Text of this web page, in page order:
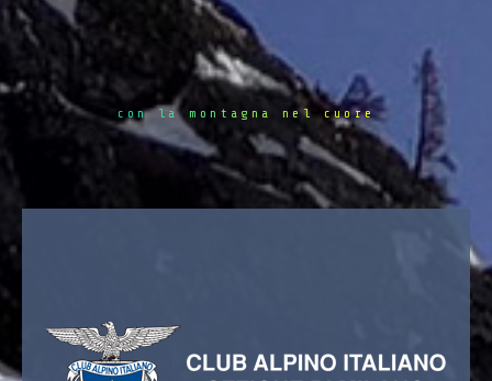
con la montagna nel cuore